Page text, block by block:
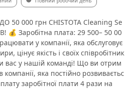
000 грн CHISTOTA Cleaning Se
💰 Заробітна плата: 29 500– 50 00
у компанії, яка обслуговує
цінує якість і своїх співробітник
вас у нашій команді! Що ви отрим
компанії, яка постійно розвиваєтьс
заробітної плати 4 рази на